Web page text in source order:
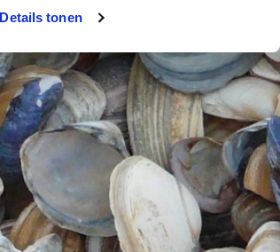
Details tonen